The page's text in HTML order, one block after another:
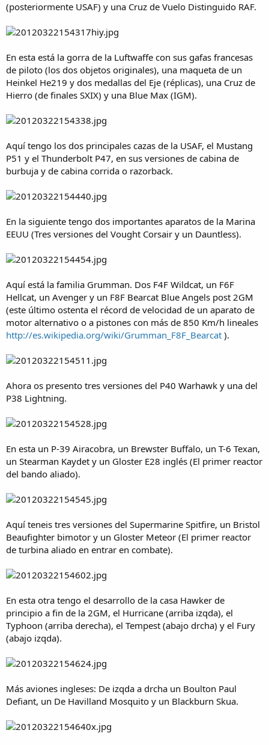
(posteriormente USAF) y una Cruz de Vuelo Distinguido RAF.
En esta está la gorra de la Luftwaffe con sus gafas francesas
de piloto (los dos objetos originales), una maqueta de un
Heinkel He219 y dos medallas del Eje (réplicas), una Cruz de
Hierro (de finales SXIX) y una Blue Max (IGM).
Aquí tengo los dos principales cazas de la USAF, el Mustang
P51 y el Thunderbolt P47, en sus versiones de cabina de
burbuja y de cabina corrida o razorback.
En la siguiente tengo dos importantes aparatos de la Marina
EEUU (Tres versiones del Vought Corsair y un Dauntless).
Aquí está la familia Grumman. Dos F4F Wildcat, un F6F
Hellcat, un Avenger y un F8F Bearcat Blue Angels post 2GM
(este último ostenta el récord de velocidad de un aparato de
motor alternativo o a pistones con más de 850 Km/h lineales
http://es.wikipedia.org/wiki/Grumman_F8F_Bearcat ).
Ahora os presento tres versiones del P40 Warhawk y una del
P38 Lightning.
En esta un P-39 Airacobra, un Brewster Buffalo, un T-6 Texan,
un Stearman Kaydet y un Gloster E28 inglés (El primer reactor
del bando aliado).
Aquí teneis tres versiones del Supermarine Spitfire, un Bristol
Beaufighter bimotor y un Gloster Meteor (El primer reactor
de turbina aliado en entrar en combate).
En esta otra tengo el desarrollo de la casa Hawker de
principio a fin de la 2GM, el Hurricane (arriba izqda), el
Typhoon (arriba derecha), el Tempest (abajo drcha) y el Fury
(abajo izqda).
Más aviones ingleses: De izqda a drcha un Boulton Paul
Defiant, un De Havilland Mosquito y un Blackburn Skua.